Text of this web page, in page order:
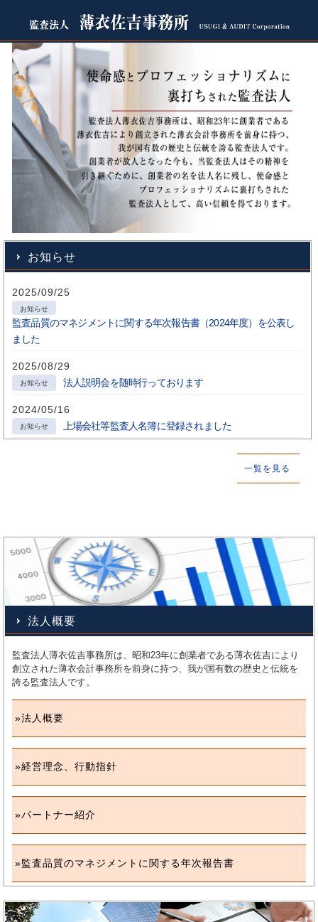
お知らせ
2025/09/25
お知らせ
監査品質のマネジメントに関する年次報告書（2024年度）を公表し
ました
2025/08/29
お知らせ 法人説明会を随時行っております
2024/05/16
お知らせ 上場会社等監査人名簿に登録されました
一覧を見る
法人概要
監査法人薄衣佐吉事務所は、昭和23年に創業者である薄衣佐吉により
創立された薄衣会計事務所を前身に持つ、我が国有数の歴史と伝統を
誇る監査法人です。
法人概要
経営理念、行動指針
パートナー紹介
監査品質のマネジメントに関する年次報告書